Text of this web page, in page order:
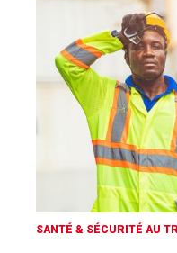
SANTÉ & SÉCURITÉ AU